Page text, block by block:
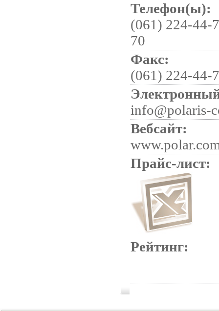
Телефон(ы):
(061) 224-44-
70
Факс:
(061) 224-44-
info@polaris-
Вебсайт:
Прайс-лист:
Рейтинг: